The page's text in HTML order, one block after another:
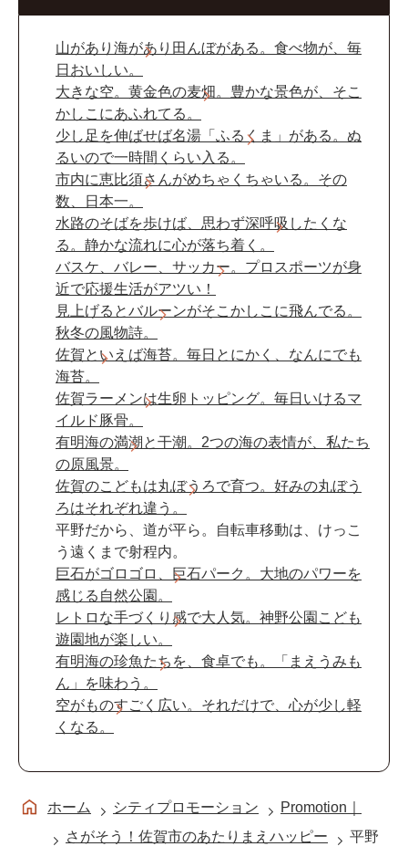
山があり海があり田んぼがある。食べ物が、毎
日おいしい。
大きな空。黄金色の麦畑。豊かな景色が、そこ
かしこにあふれてる。
少し足を伸ばせば名湯「ふるくま」がある。ぬ
るいので一時間くらい入る。
市内に恵比須さんがめちゃくちゃいる。その
数、日本一。
水路のそばを歩けば、思わず深呼吸したくな
る。静かな流れに心が落ち着く。
バスケ、バレー、サッカー。プロスポーツが身
近で応援生活がアツい！
見上げるとバルーンがそこかしこに飛んでる。
秋冬の風物詩。
佐賀といえば海苔。毎日とにかく、なんにでも
海苔。
佐賀ラーメンは生卵トッピング。毎日いけるマ
イルド豚骨。
有明海の満潮と干潮。2つの海の表情が、私たち
の原風景。
佐賀のこどもは丸ぼうろで育つ。好みの丸ぼう
ろはそれぞれ違う。
平野だから、道が平ら。自転車移動は、けっこ
う遠くまで射程内。
巨石がゴロゴロ、巨石パーク。大地のパワーを
感じる自然公園。
レトロな手づくり感で大人気。神野公園こども
遊園地が楽しい。
有明海の珍魚たちを、食卓でも。「まえうみも
ん」を味わう。
空がものすごく広い。それだけで、心が少し軽
くなる。
ホーム シティプロモーション
Promotion｜
さがそう！佐賀市のあたりまえハッピー
平野